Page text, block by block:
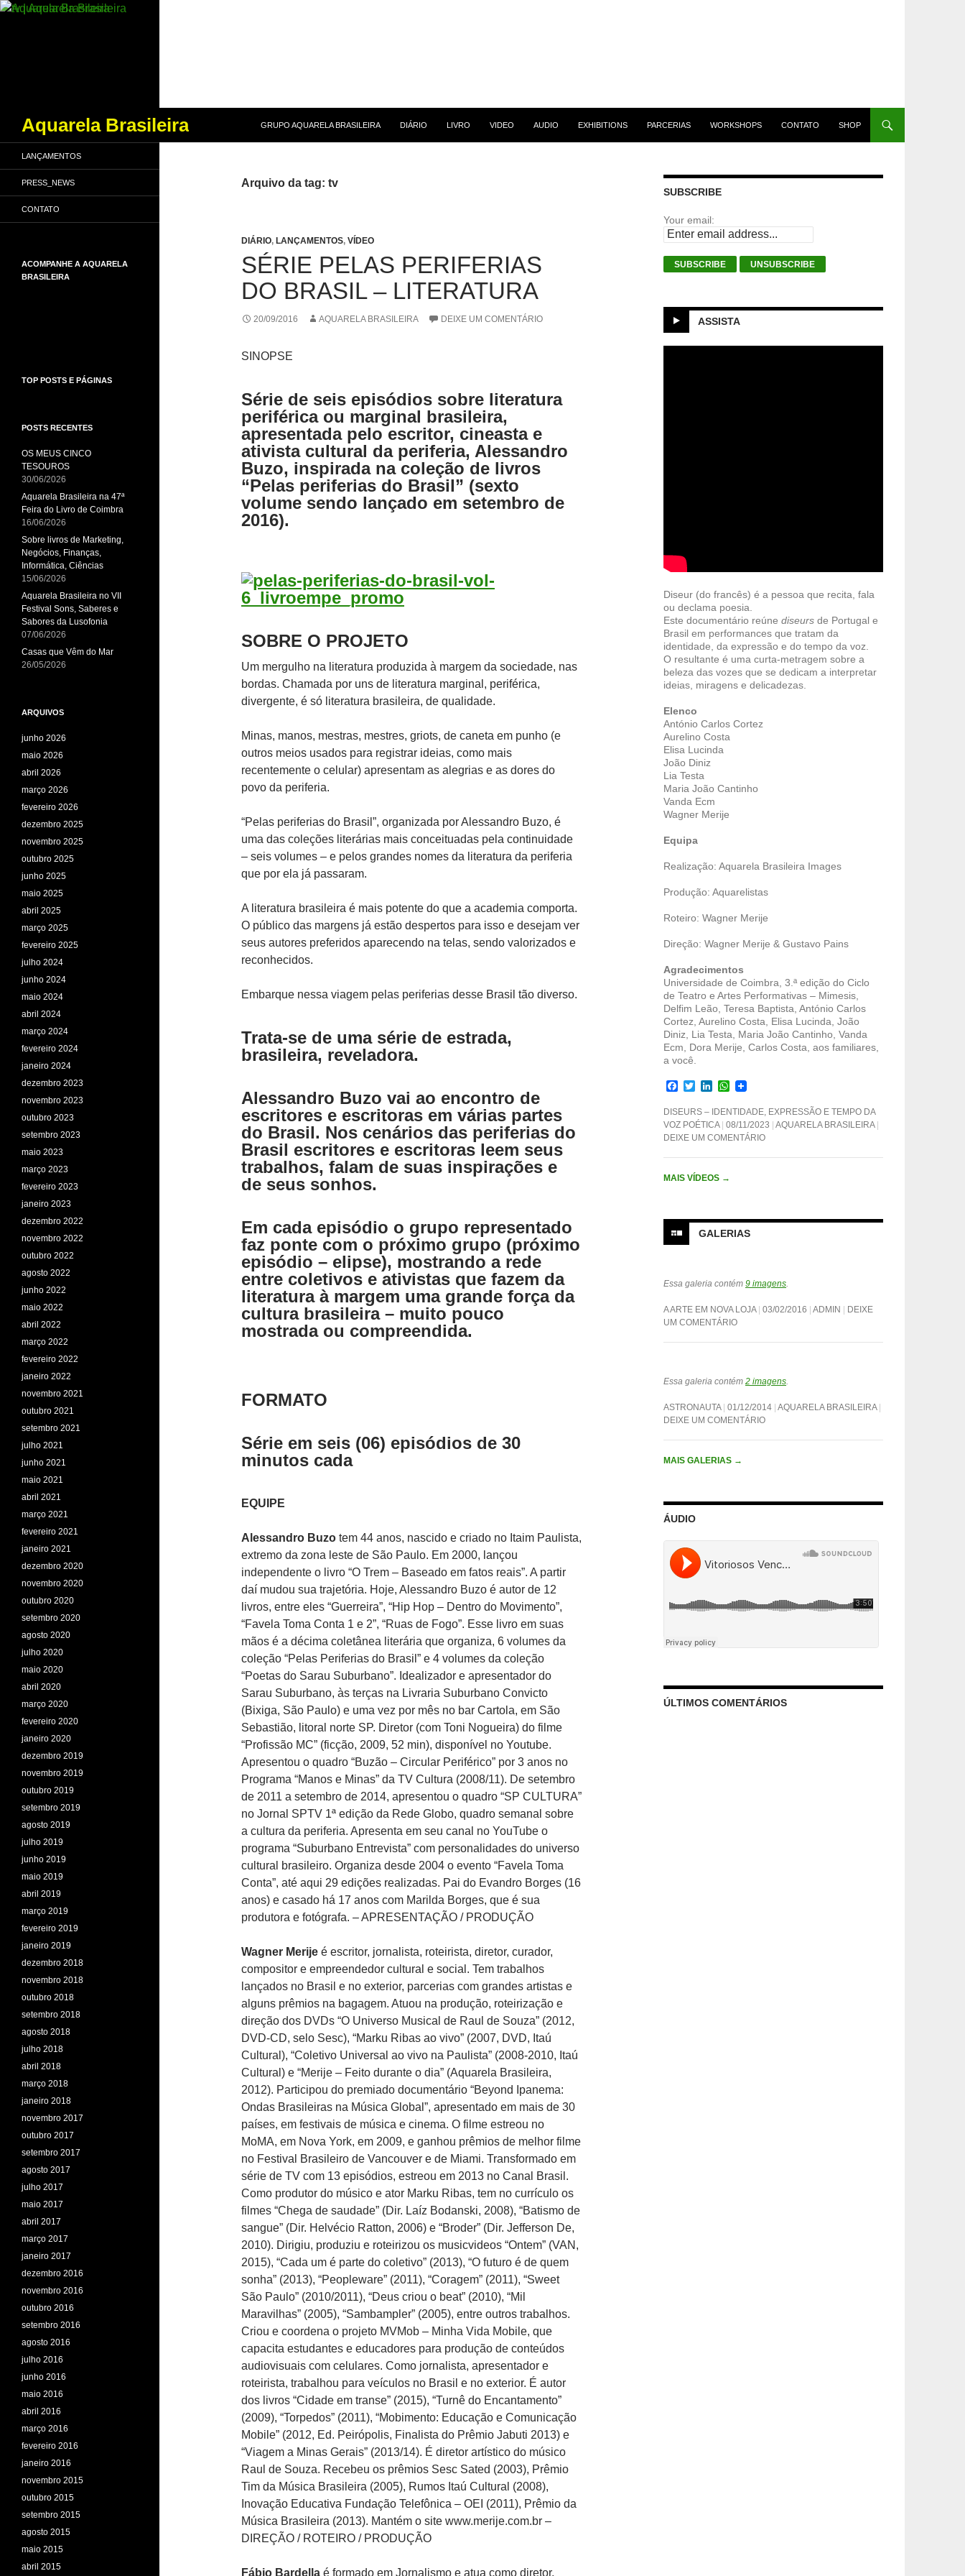
Aquarela Brasileira
GRUPO AQUARELA BRASILEIRA
DIÁRIO LIVRO VIDEO AUDIO EXHIBITIONS PARCERIAS WORKSHOPS CONTATO SHOP
Arquivo da tag: tv
DIÁRIO, LANÇAMENTOS, VÍDEO
SÉRIE PELAS PERIFERIAS
DO BRASIL – LITERATURA
20/09/2016 AQUARELA BRASILEIRA DEIXE UM COMENTÁRIO
SINOPSE
Série de seis episódios sobre literatura
periférica ou marginal brasileira,
apresentada pelo escritor, cineasta e
ativista cultural da periferia, Alessandro
Buzo, inspirada na coleção de livros
“Pelas periferias do Brasil” (sexto
volume sendo lançado em setembro de
2016).
SOBRE O PROJETO
Um mergulho na literatura produzida à margem da sociedade, nas
bordas. Chamada por uns de literatura marginal, periférica,
divergente, é só literatura brasileira, de qualidade.
Minas, manos, mestras, mestres, griots, de caneta em punho (e
outros meios usados para registrar ideias, como mais
recentemente o celular) apresentam as alegrias e as dores do
povo da periferia.
“Pelas periferias do Brasil”, organizada por Alessandro Buzo, é
uma das coleções literárias mais conceituadas pela continuidade
– seis volumes – e pelos grandes nomes da literatura da periferia
que por ela já passaram.
A literatura brasileira é mais potente do que a academia comporta.
O público das margens já estão despertos para isso e desejam ver
seus autores preferidos aparecendo na telas, sendo valorizados e
reconhecidos.
Embarque nessa viagem pelas periferias desse Brasil tão diverso.
Trata-se de uma série de estrada,
brasileira, reveladora.
Alessandro Buzo vai ao encontro de
escritores e escritoras em várias partes
do Brasil. Nos cenários das periferias do
Brasil escritores e escritoras leem seus
trabalhos, falam de suas inspirações e
de seus sonhos.
Em cada episódio o grupo representado
faz ponte com o próximo grupo (próximo
episódio – elipse), mostrando a rede
entre coletivos e ativistas que fazem da
literatura à margem uma grande força da
cultura brasileira – muito pouco
mostrada ou compreendida.
FORMATO
Série em seis (06) episódios de 30
minutos cada
EQUIPE
Alessandro Buzo tem 44 anos, nascido e criado no Itaim Paulista,
extremo da zona leste de São Paulo. Em 2000, lançou
independente o livro “O Trem – Baseado em fatos reais”. A partir
daí mudou sua trajetória. Hoje, Alessandro Buzo é autor de 12
livros, entre eles “Guerreira”, “Hip Hop – Dentro do Movimento”,
“Favela Toma Conta 1 e 2”, “Ruas de Fogo”. Esse livro em suas
mãos é a décima coletânea literária que organiza, 6 volumes da
coleção “Pelas Periferias do Brasil” e 4 volumes da coleção
“Poetas do Sarau Suburbano”. Idealizador e apresentador do
Sarau Suburbano, às terças na Livraria Suburbano Convicto
(Bixiga, São Paulo) e uma vez por mês no bar Cartola, em São
Sebastião, litoral norte SP. Diretor (com Toni Nogueira) do filme
“Profissão MC” (ficção, 2009, 52 min), disponível no Youtube.
Apresentou o quadro “Buzão – Circular Periférico” por 3 anos no
Programa “Manos e Minas” da TV Cultura (2008/11). De setembro
de 2011 a setembro de 2014, apresentou o quadro “SP CULTURA”
no Jornal SPTV 1ª edição da Rede Globo, quadro semanal sobre
a cultura da periferia. Apresenta em seu canal no YouTube o
programa “Suburbano Entrevista” com personalidades do universo
cultural brasileiro. Organiza desde 2004 o evento “Favela Toma
Conta”, até aqui 29 edições realizadas. Pai do Evandro Borges (16
anos) e casado há 17 anos com Marilda Borges, que é sua
produtora e fotógrafa. – APRESENTAÇÃO / PRODUÇÃO
Wagner Merije é escritor, jornalista, roteirista, diretor, curador,
compositor e empreendedor cultural e social. Tem trabalhos
lançados no Brasil e no exterior, parcerias com grandes artistas e
alguns prêmios na bagagem. Atuou na produção, roteirização e
direção dos DVDs “O Universo Musical de Raul de Souza” (2012,
DVD-CD, selo Sesc), “Marku Ribas ao vivo” (2007, DVD, Itaú
Cultural), “Coletivo Universal ao vivo na Paulista” (2008-2010, Itaú
Cultural) e “Merije – Feito durante o dia” (Aquarela Brasileira,
2012). Participou do premiado documentário “Beyond Ipanema:
Ondas Brasileiras na Música Global”, apresentado em mais de 30
países, em festivais de música e cinema. O filme estreou no
MoMA, em Nova York, em 2009, e ganhou prêmios de melhor filme
no Festival Brasileiro de Vancouver e de Miami. Transformado em
série de TV com 13 episódios, estreou em 2013 no Canal Brasil.
Como produtor do músico e ator Marku Ribas, tem no currículo os
filmes “Chega de saudade” (Dir. Laíz Bodanski, 2008), “Batismo de
sangue” (Dir. Helvécio Ratton, 2006) e “Broder” (Dir. Jefferson De,
2010). Dirigiu, produziu e roteirizou os musicvideos “Ontem” (VAN,
2015), “Cada um é parte do coletivo” (2013), “O futuro é de quem
sonha” (2013), “Peopleware” (2011), “Coragem” (2011), “Sweet
São Paulo” (2010/2011), “Deus criou o beat” (2010), “Mil
Maravilhas” (2005), “Sambampler” (2005), entre outros trabalhos.
Criou e coordena o projeto MVMob – Minha Vida Mobile, que
capacita estudantes e educadores para produção de conteúdos
audiovisuais com celulares. Como jornalista, apresentador e
roteirista, trabalhou para veículos no Brasil e no exterior. É autor
dos livros “Cidade em transe” (2015), “Turnê do Encantamento”
(2009), “Torpedos” (2011), “Mobimento: Educação e Comunicação
Mobile” (2012, Ed. Peirópolis, Finalista do Prêmio Jabuti 2013) e
“Viagem a Minas Gerais” (2013/14). É diretor artístico do músico
Raul de Souza. Recebeu os prêmios Sesc Sated (2003), Prêmio
Tim da Música Brasileira (2005), Rumos Itaú Cultural (2008),
Inovação Educativa Fundação Telefônica – OEI (2011), Prêmio da
Música Brasileira (2013)­­­­. Mantém o site www.merije.com.br –
DIREÇÃO / ROTEIRO / PRODUÇÃO
Fábio Bardella é formado em Jornalismo e atua como diretor,
SUBSCRIBE
Your email:
ASSISTA
Diseur (do francês) é a pessoa que recita, fala
ou declama poesia.
Este documentário reúne diseurs de Portugal e
Brasil em performances que tratam da
identidade, da expressão e do tempo da voz.
O resultante é uma curta-metragem sobre a
beleza das vozes que se dedicam a interpretar
ideias, miragens e delicadezas.
Elenco
António Carlos Cortez
Aurelino Costa
Elisa Lucinda
João Diniz
Lia Testa
Maria João Cantinho
Vanda Ecm
Wagner Merije
Equipa
Realização: Aquarela Brasileira Images
Produção: Aquarelistas
Roteiro: Wagner Merije
Direção: Wagner Merije & Gustavo Pains
Agradecimentos
Universidade de Coimbra, 3.ª edição do Ciclo
de Teatro e Artes Performativas – Mimesis,
Delfim Leão, Teresa Baptista, António Carlos
Cortez, Aurelino Costa, Elisa Lucinda, João
Diniz, Lia Testa, Maria João Cantinho, Vanda
Ecm, Dora Merije, Carlos Costa, aos familiares,
a você.
F
c
e
b
o
o
T
i
t
t
e
r
L
n
k
e
d
I
W
a
t
s
A
p
DISEURS – IDENTIDADE, EXPRESSÃO E TEMPO DA
VOZ POÉTICA
08/11/2023
AQUARELA BRASILEIRA
DEIXE UM COMENTÁRIO
MAIS VÍDEOS →
GALERIAS
Essa galeria contém 9 imagens
A ARTE EM NOVA LOJA 03/02/2016 ADMIN
DEIXE
UM COMENTÁRIO
Essa galeria contém 2 imagens
ASTRONAUTA 01/12/2014 AQUARELA BRASILEIRA
DEIXE UM COMENTÁRIO
MAIS GALERIAS →
ÁUDIO
ÚLTIMOS COMENTÁRIOS
LANÇAMENTOS
PRESS_NEWS
CONTATO
ACOMPANHE A AQUARELA
BRASILEIRA
TOP POSTS E PÁGINAS
POSTS RECENTES
OS MEUS CINCO
TESOUROS
30/06/2026
Aquarela Brasileira na 47ª
Feira do Livro de Coimbra
16/06/2026
Sobre livros de Marketing,
Negócios, Finanças,
Informática, Ciências
15/06/2026
Aquarela Brasileira no VII
Festival Sons, Saberes e
Sabores da Lusofonia
07/06/2026
Casas que Vêm do Mar
26/05/2026
ARQUIVOS
junho 2026
maio 2026
abril 2026
março 2026
fevereiro 2026
dezembro 2025
novembro 2025
outubro 2025
junho 2025
maio 2025
abril 2025
março 2025
fevereiro 2025
julho 2024
junho 2024
maio 2024
abril 2024
março 2024
fevereiro 2024
janeiro 2024
dezembro 2023
novembro 2023
outubro 2023
setembro 2023
maio 2023
março 2023
fevereiro 2023
janeiro 2023
dezembro 2022
novembro 2022
outubro 2022
agosto 2022
junho 2022
maio 2022
abril 2022
março 2022
fevereiro 2022
janeiro 2022
novembro 2021
outubro 2021
setembro 2021
julho 2021
junho 2021
maio 2021
abril 2021
março 2021
fevereiro 2021
janeiro 2021
dezembro 2020
novembro 2020
outubro 2020
setembro 2020
agosto 2020
julho 2020
maio 2020
abril 2020
março 2020
fevereiro 2020
janeiro 2020
dezembro 2019
novembro 2019
outubro 2019
setembro 2019
agosto 2019
julho 2019
junho 2019
maio 2019
abril 2019
março 2019
fevereiro 2019
janeiro 2019
dezembro 2018
novembro 2018
outubro 2018
setembro 2018
agosto 2018
julho 2018
abril 2018
março 2018
janeiro 2018
novembro 2017
outubro 2017
setembro 2017
agosto 2017
julho 2017
maio 2017
abril 2017
março 2017
janeiro 2017
dezembro 2016
novembro 2016
outubro 2016
setembro 2016
agosto 2016
julho 2016
junho 2016
maio 2016
abril 2016
março 2016
fevereiro 2016
janeiro 2016
novembro 2015
outubro 2015
setembro 2015
agosto 2015
maio 2015
abril 2015